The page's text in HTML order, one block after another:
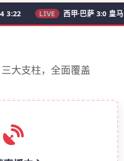
LIVE 西甲·巴萨 3:0 皇马 62'
大支柱，全面覆盖